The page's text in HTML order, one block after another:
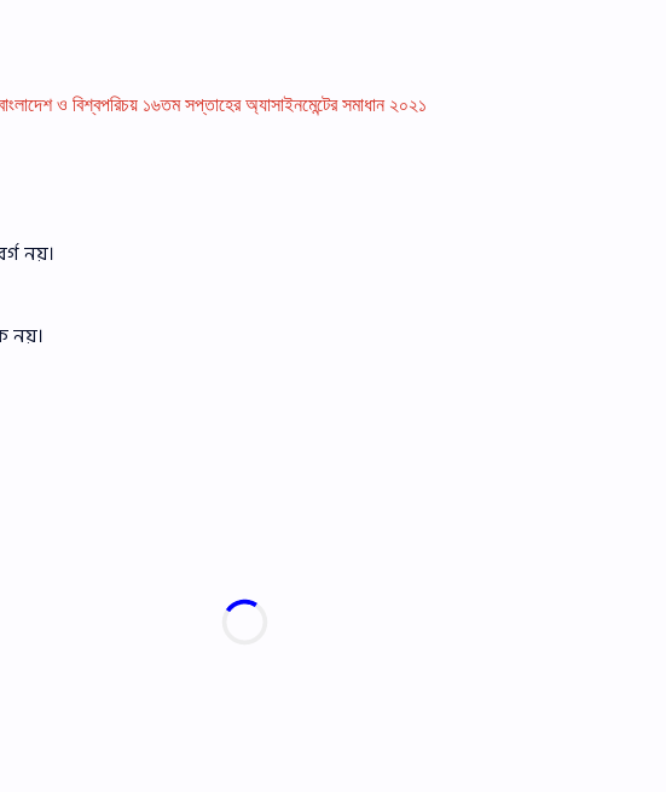
ও বিশ্বপরিচয় ১৬তম সপ্তাহের অ্যাসাইনমেন্টের সমাধান ২০২১
নয়।
নয়।